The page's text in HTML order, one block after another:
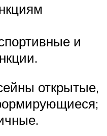
и
открытые,